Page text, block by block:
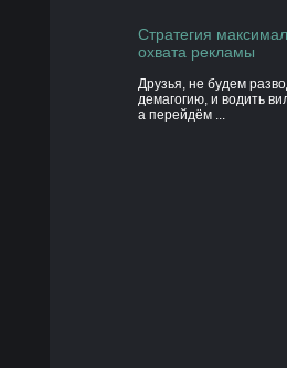
Стратегия
охвата рекламы
Друзья, не будем
демагогию, и водить
а перейдём ...